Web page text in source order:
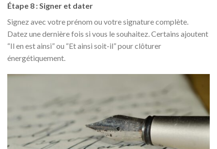
Étape 8 : Signer et dater
Signez avec votre prénom ou votre signature complète.
Datez une dernière fois si vous le souhaitez. Certains ajoutent
“Il en est ainsi” ou “Et ainsi soit-il” pour clôturer
énergétiquement.